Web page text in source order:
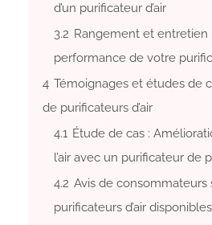
d’un purificateur d’air
3.2 Rangement et entretien
performance de votre
4 Témoignages et études de
de purificateurs d’air
4.1 Étude de cas :
l’air avec un purificateur de
4.2 Avis de consommateurs
purificateurs d’air disponibles